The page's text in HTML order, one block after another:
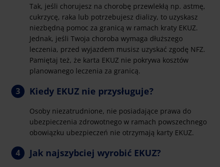
Tak, jeśli chorujesz na chorobę przewlekłą np. astmę,
cukrzycę, raka lub potrzebujesz dializy, to uzyskasz
niezbędną pomoc za granicą w ramach kraty EKUZ.
Jednak, jeśli Twoja choroba wymaga dłuższego
leczenia, przed wyjazdem musisz uzyskać zgodę NFZ.
Pamiętaj też, że karta EKUZ nie pokrywa kosztów
planowanego leczenia za granicą.
Kiedy EKUZ nie przysługuje?
Osoby niezatrudnione, nie posiadające prawa do
ubezpieczenia zdrowotnego w ramach powszechnego
obowiązku ubezpieczeń nie otrzymają karty EKUZ.
Jak najszybciej wyrobić EKUZ?